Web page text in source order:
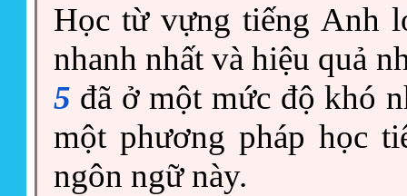
Học từ vựng tiếng Anh
nhanh nhất và hiệu quả
5 đã ở một mức độ khó
một phương pháp học
ngôn ngữ này.